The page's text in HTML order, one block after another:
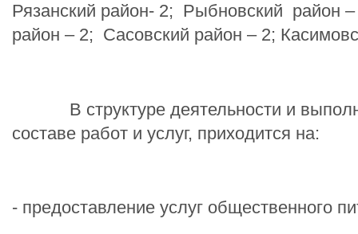
Рязанский район- 2; Рыбновский район
район – 2; Сасовский район – 2;
В структуре деятельности и
составе работ и услуг, приходится на:
- предоставление услуг общественного